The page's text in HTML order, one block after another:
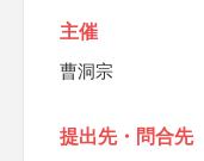
主催
曹洞宗
提出先・問合先